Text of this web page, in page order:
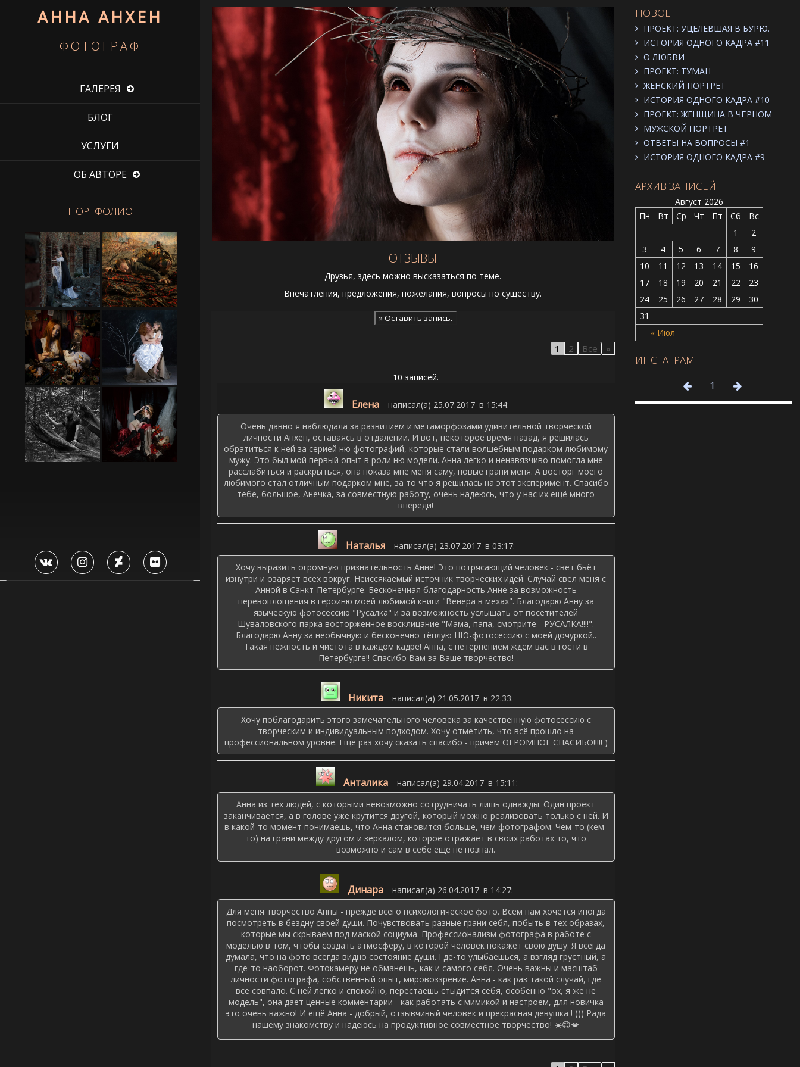
АННА АНХЕН
ФОТОГРАФ
ГАЛЕРЕЯ
БЛОГ
УСЛУГИ
ОБ АВТОРЕ
ПОРТФОЛИО
НОВОЕ
ПРОЕКТ: УЦЕЛЕВШАЯ В БУРЮ.
ИСТОРИЯ ОДНОГО КАДРА #11
О ЛЮБВИ
ПРОЕКТ: ТУМАН
ЖЕНСКИЙ ПОРТРЕТ
ИСТОРИЯ ОДНОГО КАДРА #10
ПРОЕКТ: ЖЕНЩИНА В ЧЁРНОМ
МУЖСКОЙ ПОРТРЕТ
ОТВЕТЫ НА ВОПРОСЫ #1
ИСТОРИЯ ОДНОГО КАДРА #9
АРХИВ ЗАПИСЕЙ
Август 2026
Пн
Вт Ср Чт Пт Сб Вс
« Июл
1
2
3
4 5 6 7 8
9
10
11 12 13 14 15
16
17
18 19 20 21 22
23
24
25 26 27 28 29
30
31
ИНСТАГРАМ
1
ОТЗЫВЫ
Друзья, здесь можно высказаться по теме.
Впечатления, предложения, пожелания, вопросы по существу.
1 2 »
Все
10 записей.
Елена написал(а) 25.07.2017 в 15:44:
Очень давно я наблюдала за развитием и метаморфозами удивительной творческой
личности Анхен, оставаясь в отдалении. И вот, некоторое время назад, я решилась
обратиться к ней за серией ню фотографий, которые стали волшебным подарком любимому
мужу. Это был мой первый опыт в роли ню модели. Анна легко и ненавязчиво помогла мне
расслабиться и раскрыться, она показа мне меня саму, новые грани меня. А восторг моего
любимого стал отличным подарком мне, за то что я решилась на этот эксперимент. Спасибо
тебе, большое, Анечка, за совместную работу, очень надеюсь, что у нас их ещё много
впереди!
Наталья написал(а) 23.07.2017 в 03:17:
Хочу выразить огромную признательность Анне! Это потрясающий человек - свет бьёт
изнутри и озаряет всех вокруг. Неиссякаемый источник творческих идей. Случай свёл меня с
Анной в Санкт-Петербурге. Бесконечная благодарность Анне за возможность
перевоплощения в героиню моей любимой книги "Венера в мехах". Благодарю Анну за
языческую фотосессию "Русалка" и за возможность услышать от посетителей
Шуваловского парка восторженное восклицание "Мама, папа, смотрите - РУСАЛКА!!!!".
Благодарю Анну за необычную и бесконечно тёплую НЮ-фотосессию с моей дочуркой..
Такая нежность и чистота в каждом кадре! Анна, с нетерпением ждём вас в гости в
Петербурге!! Спасибо Вам за Ваше творчество!
Никита написал(а) 21.05.2017 в 22:33:
Хочу поблагодарить этого замечательного человека за качественную фотосессию с
творческим и индивидуальным подходом. Хочу отметить, что всё прошло на
профессиональном уровне. Ещё раз хочу сказать спасибо - причём ОГРОМНОЕ СПАСИБО!!!!! )
Анталика написал(а) 29.04.2017 в 15:11 :
Анна из тех людей, с которыми невозможно сотрудничать лишь однажды. Один проект
заканчивается, а в голове уже крутится другой, который можно реализовать только с ней. И
в какой-то момент понимаешь, что Анна становится больше, чем фотографом. Чем-то (кем-
то) на грани между другом и зеркалом, которое отражает в своих работах то, что
возможно и сам в себе ещё не познал.
Динара написал(а) 26.04.2017 в 14:27:
Для меня творчество Анны - прежде всего психологическое фото. Всем нам хочется иногда
посмотреть в бездну своей души. Почувствовать разные грани себя, побыть в тех образах,
которые мы скрываем под маской социума. Профессионализм фотографа в работе с
моделью в том, чтобы создать атмосферу, в которой человек покажет свою душу. Я всегда
думала, что на фото всегда видно состояние души. Где-то улыбаешься, а взгляд грустный, а
где-то наоборот. Фотокамеру не обманешь, как и самого себя. Очень важны и масштаб
личности фотографа, собственный опыт, мировоззрение. Анна - как раз такой случай, где
все совпало. С ней легко и спокойно, перестаешь стыдится себя, особенно "ох, я же не
модель", она дает ценные комментарии - как работать с мимикой и настроем, для новичка
это очень важно! И ещё Анна - добрый, отзывчивый человек и прекрасная девушка ! ))) Рада
нашему знакомству и надеюсь на продуктивное совместное творчество! ☀️😊💋